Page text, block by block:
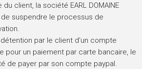
client, la société EARL DOMAINE
de suspendre le processus de
par le client d'un compte
pour un paiement par carte bancaire, le
de payer par son compte paypal.